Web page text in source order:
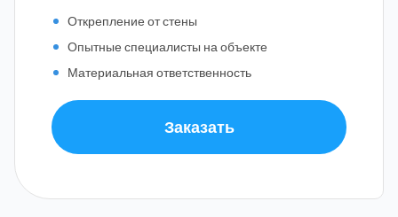
Открепление от стены
Опытные специалисты на объекте
Материальная ответственность
Заказать